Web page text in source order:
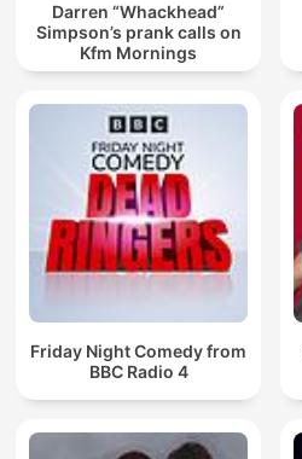
Darren “Whackhead”
Simpson’s prank calls on
Kfm Mornings
Friday Night Comedy from
BBC Radio 4